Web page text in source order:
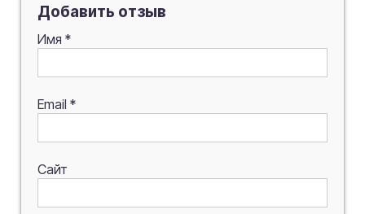
Добавить отзыв
Имя *
Email *
Сайт